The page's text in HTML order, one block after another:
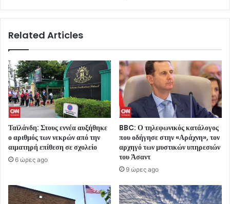
Related Articles
Ταϊλάνδη: Στους εννέα αυξήθηκε
ο αριθμός των νεκρών από την
αιματηρή επίθεση σε σχολείο
6 ώρες ago
BBC: Ο τηλεφωνικός κατάλογος
που οδήγησε στην «Αράχνη», τον
αρχηγό των μυστικών υπηρεσιών
του Άσαντ
9 ώρες ago